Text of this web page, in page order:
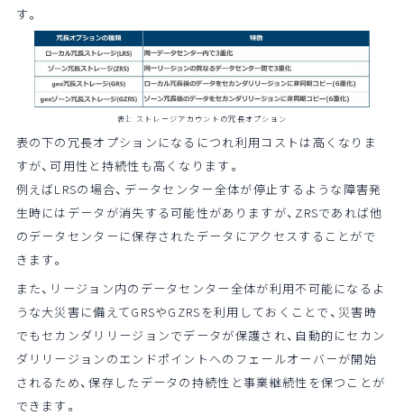
す。
表1: ストレージアカウントの冗長オプション
表の下の冗長オプションになるにつれ利用コストは高くなりま
すが、可用性と持続性も高くなります。
例えばLRSの場合、データセンター全体が停止するような障害発
生時にはデータが消失する可能性がありますが、ZRSであれば他
のデータセンターに保存されたデータにアクセスすることがで
きます。
また、リージョン内のデータセンター全体が利用不可能になるよ
うな大災害に備えてGRSやGZRSを利用しておくことで、災害時
でもセカンダリリージョンでデータが保護され、自動的にセカン
ダリリージョンのエンドポイントへのフェールオーバーが開始
されるため、保存したデータの持続性と事業継続性を保つことが
できます。